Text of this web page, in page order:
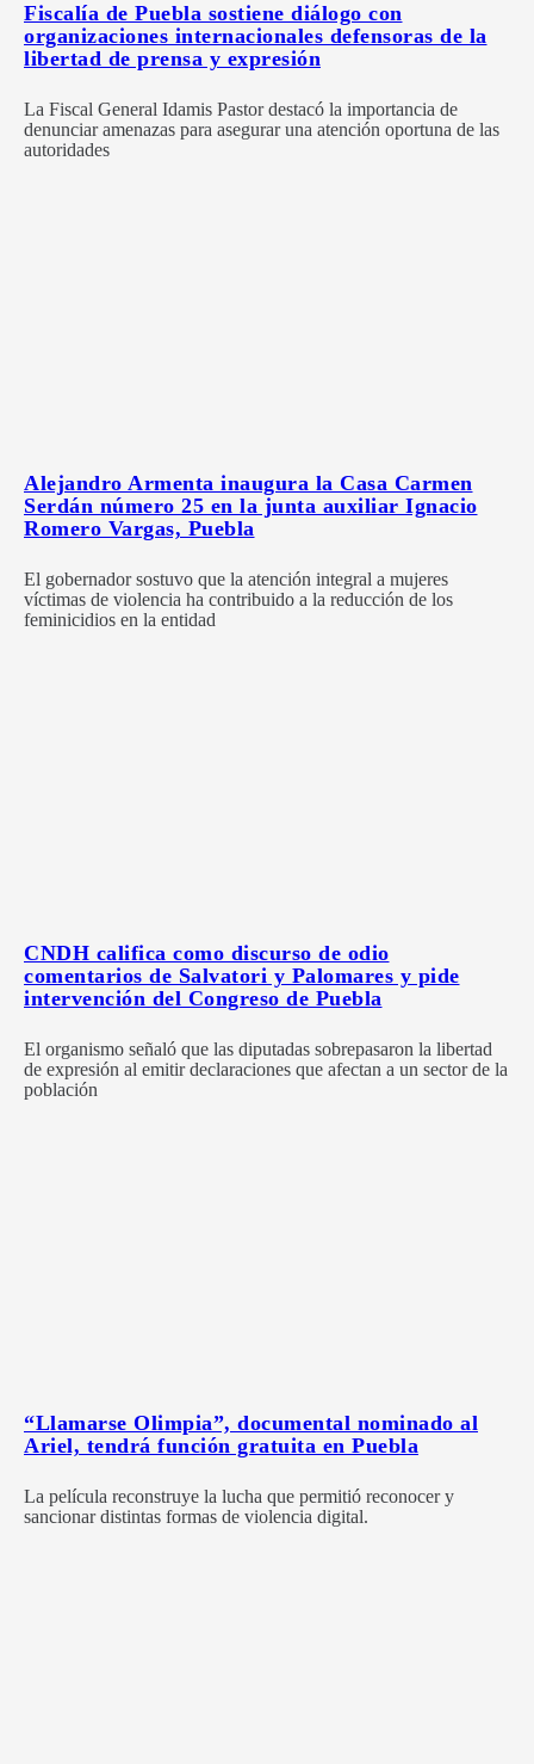
Fiscalía de Puebla sostiene diálogo con
organizaciones internacionales defensoras de la
libertad de prensa y expresión
La Fiscal General Idamis Pastor destacó la importancia de
denunciar amenazas para asegurar una atención oportuna de las
autoridades
Alejandro Armenta inaugura la Casa Carmen
Serdán número 25 en la junta auxiliar Ignacio
Romero Vargas, Puebla
El gobernador sostuvo que la atención integral a mujeres
víctimas de violencia ha contribuido a la reducción de los
feminicidios en la entidad
CNDH califica como discurso de odio
comentarios de Salvatori y Palomares y pide
intervención del Congreso de Puebla
El organismo señaló que las diputadas sobrepasaron la libertad
de expresión al emitir declaraciones que afectan a un sector de la
población
“Llamarse Olimpia”, documental nominado al
Ariel, tendrá función gratuita en Puebla
La película reconstruye la lucha que permitió reconocer y
sancionar distintas formas de violencia digital.